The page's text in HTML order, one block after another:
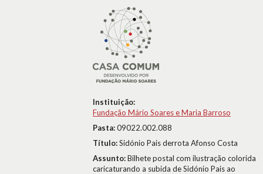
Instituição:
Fundação Mário Soares e Maria Barroso
Pasta:09022.002.088
Título:Sidónio Pais derrota Afonso Costa
Assunto:Bilhete postal com ilustração colorida
caricaturando a subida de Sidónio Pais ao